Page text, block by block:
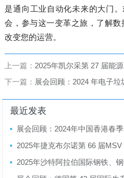
是通向工业自动化未来的大门
会，参与这一变革之旅，了解
改变您的运营。
上一篇： 2025年凯尔采第 27 届能
下一篇： 展会回顾：2024 年电子垃圾世界
最近发表
展会回顾：2024年中国香港春
产品展
2025年捷克布尔诺第 66 届
2025年沙特阿拉伯国际钢铁、
工展览会